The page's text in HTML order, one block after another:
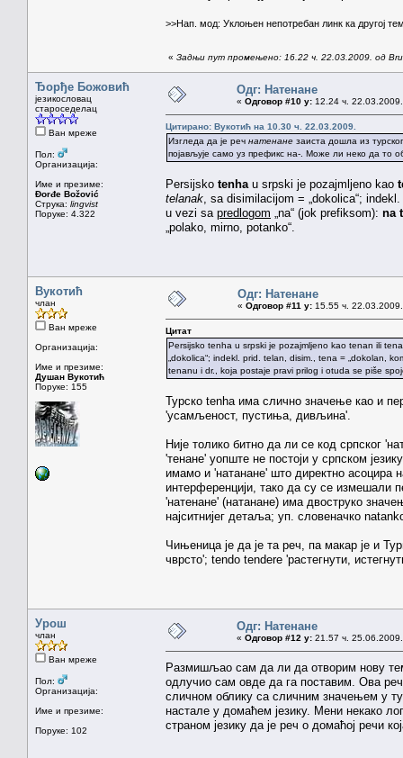
>>Нап. мод: Уклоњен непотребан линк ка другој
« Задњи пут промењено: 16.22 ч. 22.03.2009. од
Ђорђе Божовић
језикословац
староседелац
Ван мреже
Пол:
Организација:
Име и презиме:
Đorđe Božović
Струка: lingvist
Поруке: 4.322
Одг: Натенане
« Одговор #10 у: 12.24 ч.
Цитирано: Вукотић на 10.30 ч. 22.03.2009.
Изгледа да је реч натенане заиста дошла из
појављује само уз префикс на-. Може ли неко да то
Persijsko tenha u srpski je pozajmljeno kao
telanak , sa disimilacijom = „dokolica“;
u vezi sa predlogom „na“ (jok prefiksom): na
„polako, mirno, potanko“.
Вукотић
члан
Ван мреже
Организација:
Име и презиме:
Душан Вукотић
Поруке: 155
Одг: Натенане
« Одговор #11 у: 15.55 ч.
Цитат
Persijsko tenha u srpski je pozajmljeno kao tenan ili
„dokolica“; indekl. prid. telan, disim., tena = „dokolan,
tenanu i dr., koja postaje pravi prilog i otuda se piše
Турско tenha има слично значење као и
'усамљеност, пустиња, дивљина'.
Није толико битно да ли се код српског
'тенане' уопште не постоји у српском
имамо и 'натанане' што директно асоцира
интерференцији, тако да су се измешали
'натенане' (натанане) има двоструко
најситнијег детаља; уп. словеначко
Чињеница је да је та реч, па макар је и
чврсто'; tendo tendere 'растегнути,
Урош
члан
Ван мреже
Пол:
Организација:
Име и презиме:
Поруке: 102
Одг: Натенане
« Одговор #12 у: 21.57 ч.
Размишљао сам да ли да отворим нову
одлучио сам овде да га поставим. Ова реч
сличном облику са сличним значењем у
настале у домаћем језику. Мени некако
страном језику да је реч о домаћој речи